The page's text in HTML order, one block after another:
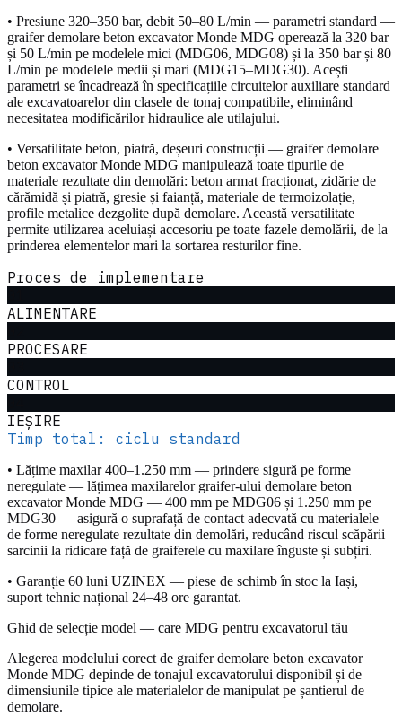
• Presiune 320–350 bar, debit 50–80 L/min — parametri standard —
graifer demolare beton excavator Monde MDG operează la 320 bar
și 50 L/min pe modelele mici (MDG06, MDG08) și la 350 bar și 80
L/min pe modelele medii și mari (MDG15–MDG30). Acești
parametri se încadrează în specificațiile circuitelor auxiliare standard
ale excavatoarelor din clasele de tonaj compatibile, eliminând
necesitatea modificărilor hidraulice ale utilajului.
• Versatilitate beton, piatră, deșeuri construcții — graifer demolare
beton excavator Monde MDG manipulează toate tipurile de
materiale rezultate din demolări: beton armat fracționat, zidărie de
cărămidă și piatră, gresie și faianță, materiale de termoizolație,
profile metalice dezgolite după demolare. Această versatilitate
permite utilizarea aceluiași accesoriu pe toate fazele demolării, de la
prinderea elementelor mari la sortarea resturilor fine.
Proces de implementare
ALIMENTARE
PROCESARE
CONTROL
IEȘIRE
Timp total: ciclu standard
• Lățime maxilar 400–1.250 mm — prindere sigură pe forme
neregulate — lățimea maxilarelor graifer-ului demolare beton
excavator Monde MDG — 400 mm pe MDG06 și 1.250 mm pe
MDG30 — asigură o suprafață de contact adecvată cu materialele
de forme neregulate rezultate din demolări, reducând riscul scăpării
sarcinii la ridicare față de graiferele cu maxilare înguste și subțiri.
• Garanție 60 luni UZINEX — piese de schimb în stoc la Iași,
suport tehnic național 24–48 ore garantat.
Ghid de selecție model — care MDG pentru excavatorul tău
Alegerea modelului corect de graifer demolare beton excavator
Monde MDG depinde de tonajul excavatorului disponibil și de
dimensiunile tipice ale materialelor de manipulat pe șantierul de
demolare.